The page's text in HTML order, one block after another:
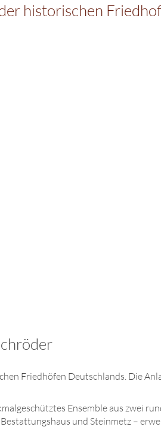
historischen
Friedhöfen Deutschlands. Die
Ensemble aus zwei
und Steinmetz –